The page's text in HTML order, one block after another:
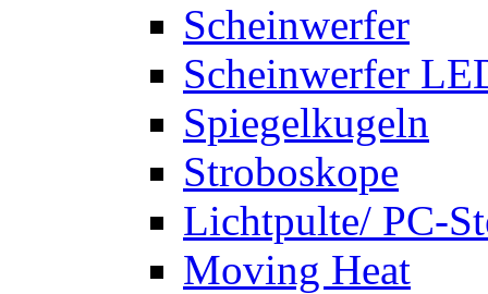
Scheinwerfer
Scheinwerfer
Spiegelkugeln
Stroboskope
Lichtpulte/ PC-
Moving Heat